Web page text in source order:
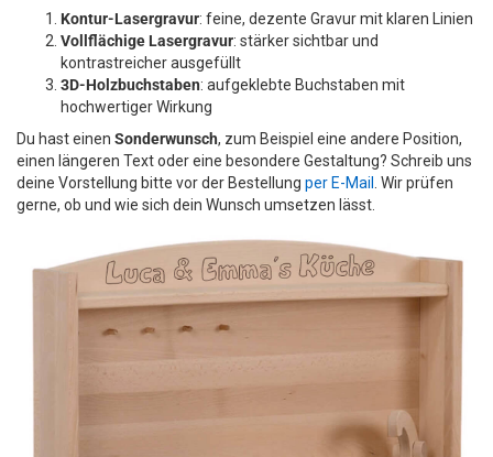
Kontur-Lasergravur: feine, dezente Gravur mit klaren Linien
Vollflächige Lasergravur: stärker sichtbar und
kontrastreicher ausgefüllt
3D-Holzbuchstaben: aufgeklebte Buchstaben mit
hochwertiger Wirkung
Du hast einen Sonderwunsch, zum Beispiel eine andere Position,
einen längeren Text oder eine besondere Gestaltung? Schreib uns
deine Vorstellung bitte vor der Bestellung per E-Mail
. Wir prüfen
gerne, ob und wie sich dein Wunsch umsetzen lässt.